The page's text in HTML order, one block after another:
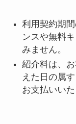
利用契約期
ンスや無料
みません。
紹介料は、
えた日の属
お支払いいた